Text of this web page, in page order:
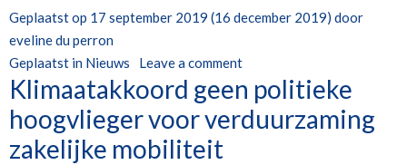
Geplaatst op 17 september 2019 (16 december 2019) door
eveline du perron
Geplaatst in Nieuws Leave a comment
Klimaatakkoord geen politieke
hoogvlieger voor verduurzaming
zakelijke mobiliteit